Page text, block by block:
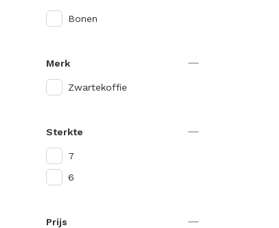
Bonen
Merk
Zwartekoffie
Sterkte
7
6
Prijs